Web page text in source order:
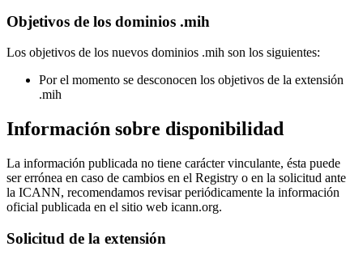
Objetivos de los dominios .mih
Los objetivos de los nuevos dominios .mih son los siguientes:
Por el momento se desconocen los objetivos de la extensión
.mih
Información sobre disponibilidad
La información publicada no tiene carácter vinculante, ésta puede
ser errónea en caso de cambios en el Registry o en la solicitud ante
la ICANN, recomendamos revisar periódicamente la información
oficial publicada en el sitio web icann.org.
Solicitud de la extensión